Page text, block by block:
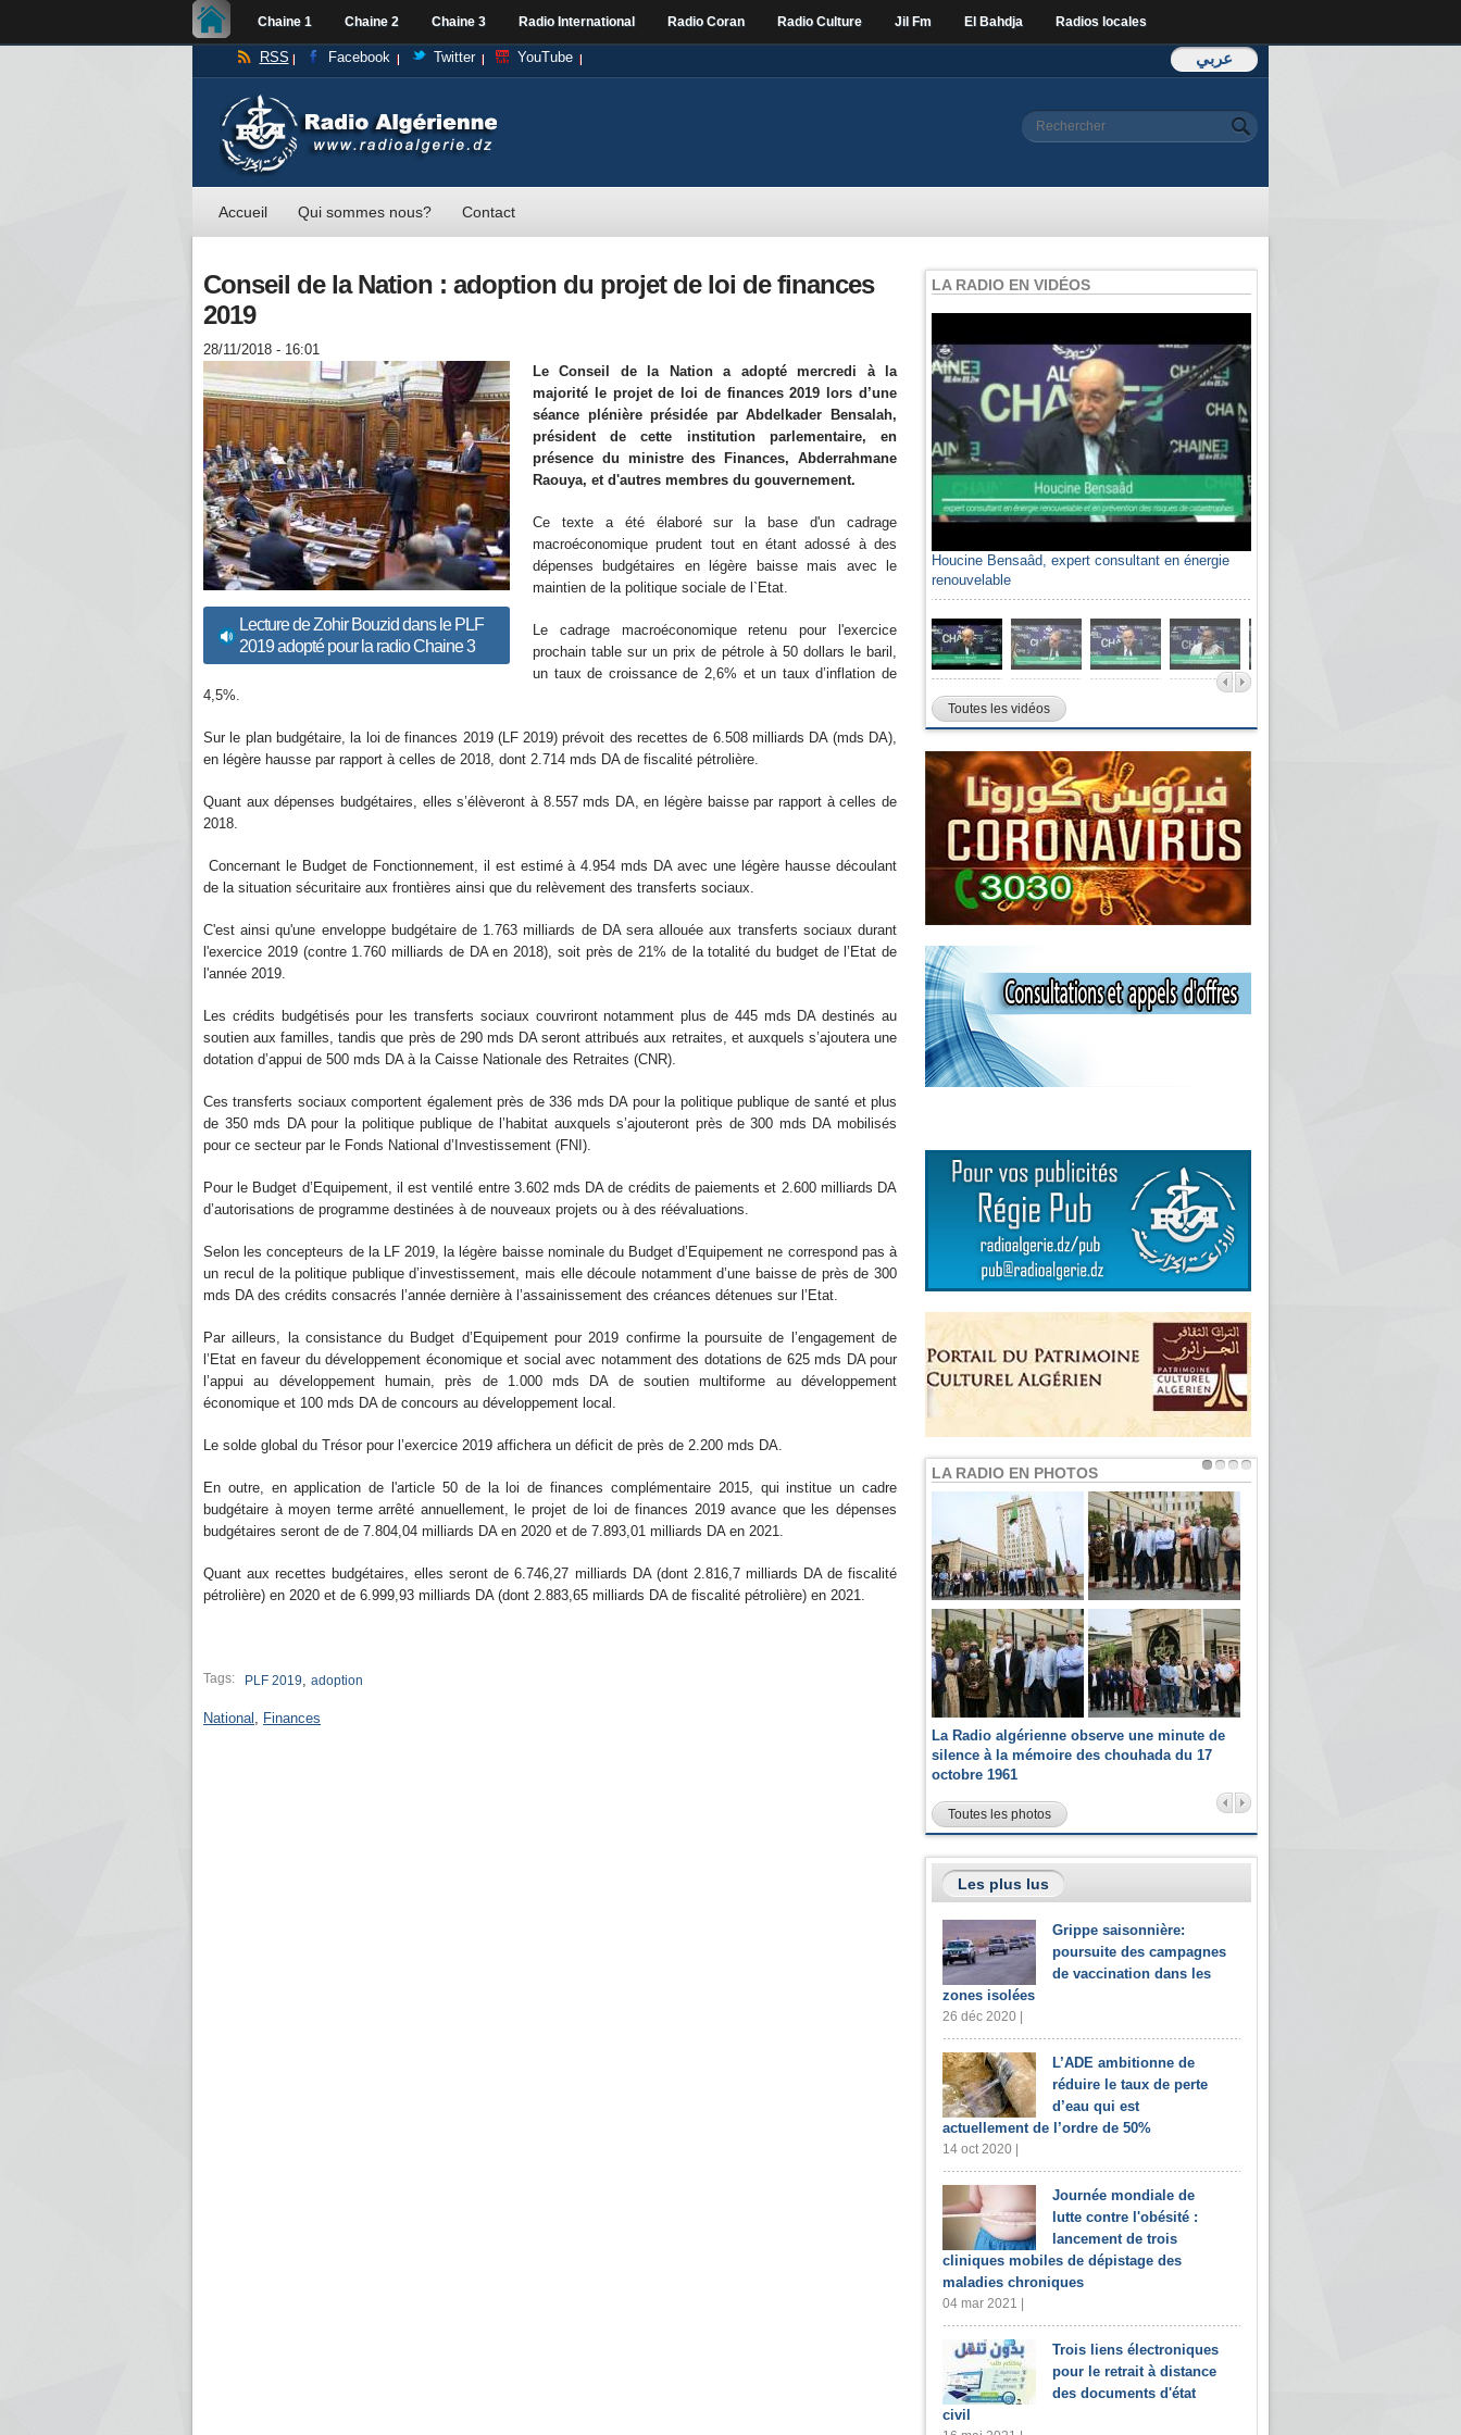
Chaine 1 Chaine 2 Chaine 3 Radio International Radio Coran Radio Culture Jil Fm El Bahdja Radios locales
عربي RSS Facebook Twitter YouTube
Formulaire de
Rechercher
Accueil Qui sommes nous? Contact
Conseil de la Nation : adoption du projet de loi de finances
2019
28/11/2018 - 16:01
Lecture de Zohir Bouzid dans le PLF
2019 adopté pour la radio Chaine 3
Le Conseil de la Nation a adopté mercredi à la
majorité le projet de loi de finances 2019 lors d’une
séance plénière présidée par Abdelkader Bensalah,
président de cette institution parlementaire, en
présence du ministre des Finances, Abderrahmane
Raouya, et d'autres membres du gouvernement.
Ce texte a été élaboré sur la base d'un cadrage
macroéconomique prudent tout en étant adossé à des
dépenses budgétaires en légère baisse mais avec le
maintien de la politique sociale de l`Etat.
Le cadrage macroéconomique retenu pour l'exercice
prochain table sur un prix de pétrole à 50 dollars le baril,
un taux de croissance de 2,6% et un taux d’inflation de
4,5%.
Sur le plan budgétaire, la loi de finances 2019 (LF 2019) prévoit des recettes de 6.508 milliards DA (mds DA),
en légère hausse par rapport à celles de 2018, dont 2.714 mds DA de fiscalité pétrolière.
Quant aux dépenses budgétaires, elles s’élèveront à 8.557 mds DA, en légère baisse par rapport à celles de
2018.
Concernant le Budget de Fonctionnement, il est estimé à 4.954 mds DA avec une légère hausse découlant
de la situation sécuritaire aux frontières ainsi que du relèvement des transferts sociaux.
C'est ainsi qu'une enveloppe budgétaire de 1.763 milliards de DA sera allouée aux transferts sociaux durant
l'exercice 2019 (contre 1.760 milliards de DA en 2018), soit près de 21% de la totalité du budget de l’Etat de
l'année 2019.
Les crédits budgétisés pour les transferts sociaux couvriront notamment plus de 445 mds DA destinés au
soutien aux familles, tandis que près de 290 mds DA seront attribués aux retraites, et auxquels s’ajoutera une
dotation d’appui de 500 mds DA à la Caisse Nationale des Retraites (CNR).
Ces transferts sociaux comportent également près de 336 mds DA pour la politique publique de santé et plus
de 350 mds DA pour la politique publique de l’habitat auxquels s’ajouteront près de 300 mds DA mobilisés
pour ce secteur par le Fonds National d’Investissement (FNI).
Pour le Budget d’Equipement, il est ventilé entre 3.602 mds DA de crédits de paiements et 2.600 milliards DA
d’autorisations de programme destinées à de nouveaux projets ou à des réévaluations.
Selon les concepteurs de la LF 2019, la légère baisse nominale du Budget d’Equipement ne correspond pas à
un recul de la politique publique d’investissement, mais elle découle notamment d’une baisse de près de 300
mds DA des crédits consacrés l’année dernière à l’assainissement des créances détenues sur l’Etat.
Par ailleurs, la consistance du Budget d’Equipement pour 2019 confirme la poursuite de l’engagement de
l’Etat en faveur du développement économique et social avec notamment des dotations de 625 mds DA pour
l’appui au développement humain, près de 1.000 mds DA de soutien multiforme au développement
économique et 100 mds DA de concours au développement local.
Le solde global du Trésor pour l’exercice 2019 affichera un déficit de près de 2.200 mds DA.
En outre, en application de l'article 50 de la loi de finances complémentaire 2015, qui institue un cadre
budgétaire à moyen terme arrêté annuellement, le projet de loi de finances 2019 avance que les dépenses
budgétaires seront de de 7.804,04 milliards DA en 2020 et de 7.893,01 milliards DA en 2021.
Quant aux recettes budgétaires, elles seront de 6.746,27 milliards DA (dont 2.816,7 milliards DA de fiscalité
pétrolière) en 2020 et de 6.999,93 milliards DA (dont 2.883,65 milliards DA de fiscalité pétrolière) en 2021.
Tags: PLF 2019, adoption
National , Finances
LA RADIO EN VIDÉOS
Houcine Bensaâd, expert consultant en énergie
renouvelable
Toutes les vidéos
LA RADIO EN PHOTOS
La Radio algérienne observe une minute de
silence à la mémoire des chouhada du 17
octobre 1961
Toutes les photos
Les plus lus
Grippe saisonnière:
poursuite des campagnes
de vaccination dans les
zones isolées
26 déc 2020 |
L’ADE ambitionne de
réduire le taux de perte
d’eau qui est
actuellement de l’ordre de 50%
14 oct 2020 |
Journée mondiale de
lutte contre l'obésité :
lancement de trois
cliniques mobiles de dépistage des
maladies chroniques
04 mar 2021 |
Trois liens électroniques
pour le retrait à distance
des documents d'état
civil